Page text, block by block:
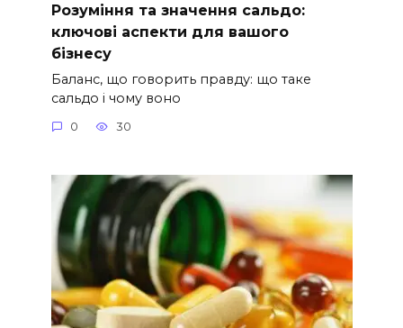
Розуміння та значення сальдо:
ключові аспекти для вашого
бізнесу
Баланс, що говорить правду: що таке
сальдо і чому воно
0 30